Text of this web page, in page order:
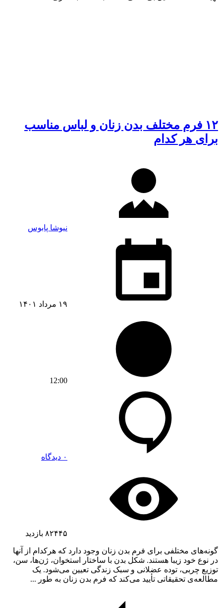
۱۲ فرم مختلف بدن زنان و لباس مناسب
برای هر کدام
نیوشا پابوس
۱۹ مرداد ۱۴۰۱
12:00
۰ دیدگاه
۸۲۴۴۵ بازدید
گونه‌های مختلفی برای فرم بدن زنان وجود دارد که هرکدام از آنها
در نوع خود زیبا هستند. شکل بدن با ساختار استخوان، ژن‌ها، سن،
توزیع چربی، توده عضلانی و سبک زندگی تعیین می‌شود. یک
مطالعه‌ی تحقیقاتی تأیید می‌کند که فرم بدن زنان به طور ...